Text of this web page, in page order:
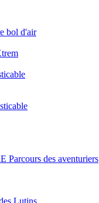
Parcours des aventuriers
Lutins